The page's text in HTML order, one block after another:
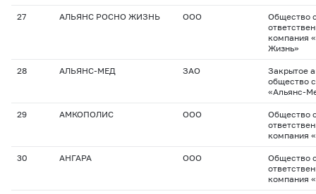
27 АЛЬЯНС РОСНО ЖИЗНЬ ООО
Общество
компания
Жизнь»
28 АЛЬЯНС-МЕД ЗАО
Закрытое
общество
«Альянс-
29 АМКОПОЛИС ООО
Общество
компания
30 АНГАРА ООО
Общество
компания